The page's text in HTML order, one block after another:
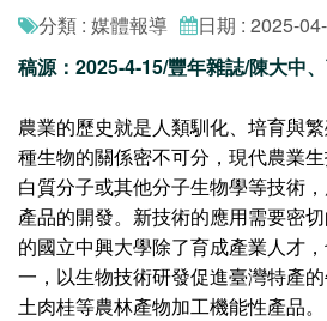
分類 : 媒體報導 日期 : 2025-
稿源：2025-4-15/豐年雜誌/陳大中
農業的歷史就是人類馴化、培育與
種生物的關係密不可分，現代農業
白質分子或其他分子生物學等技術
產品的開發。新技術的應用需要密
的國立中興大學除了育成產業人才
一，以生物技術研發促進臺灣特產的
土肉桂等農林產物加工機能性產品。